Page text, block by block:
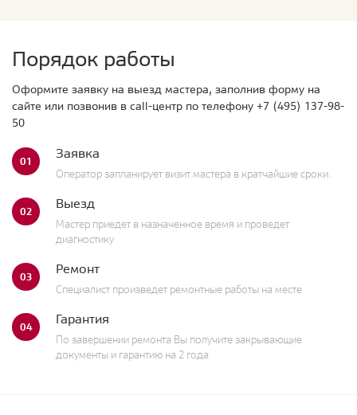
Порядок работы
Оформите заявку на выезд мастера, заполнив форму на
сайте или позвонив в call-центр по телефону +7 (495) 137-98-
50
01 Заявка
Оператор запланирует визит мастера в кратчайшие сроки.
02 Выезд
Мастер приедет в назначенное время и проведет
диагностику
03 Ремонт
Специалист произведет ремонтные работы на месте
04 Гарантия
По завершении ремонта Вы получите закрывающие
документы и гарантию на 2 года